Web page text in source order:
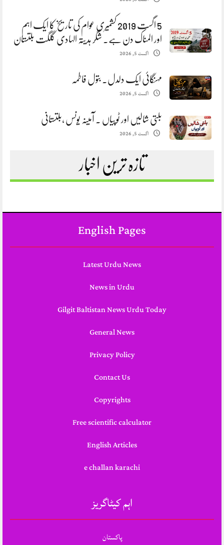
5 اگست 2019 کشمیری عوام کی تاریخ کا ایک اہم
اور المناک دن ہے. شگر ہدیتہ الہادی گلگت بلتستان
اگست 5, 2026
مہنگائی ایک دلدل. بتول فاطمہ
اگست 5, 2026
بلتی شالیں اور ٹوپیاں . آمینہ یونس ،بلتستانی
اگست 5, 2026
تازہ ترین اخبار
English Pages
Latest Urdu News
News in Urdu
Gilgit Baltistan News Urdu Today
General News
Privacy Policy
Contact Us
Copyrights
Free scientific calculator
English Articles
e challan karachi
اہم کیٹاگریز
پاکستان